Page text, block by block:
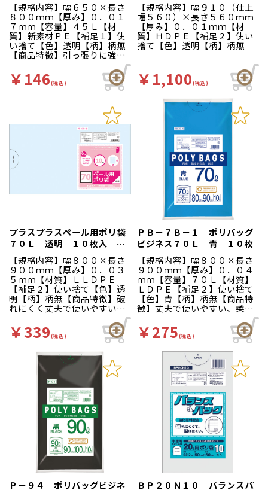
【規格内容】幅６５０×長さ
８００ｍｍ【厚み】０．０１
７ｍｍ【容量】４５Ｌ【材
質】新素材ＰＥ【補足１】使
い捨て【色】透明【柄】柄無
【商品特徴】引っ張りに強い
し、厚みを削減することで、
コストダウンを実現！薄肉の
為、省スペースにも貢献いた
￥146(税込)
【規格内容】幅９１０（仕上
幅５６０）×長さ５６０ｍｍ
【厚み】０．０１ｍｍ【材
質】ＨＤＰＥ【補足２】使い
捨て【色】透明【柄】柄無
￥1,100(税込)
プラスプラスペール用ポリ袋
７０Ｌ 透明 １０枚入 Ｐ
Ｐ－Ｎ７０－１０
【規格内容】幅８００×長さ
９００ｍｍ【厚み】０．０３
５ｍｍ【材質】ＬＬＤＰＥ
【補足２】使い捨て【色】透
明【柄】柄無【商品特徴】破
れにくく丈夫で使いやすいゴ
ミ袋です。４５Ｌ～７０Ｌの
ペール容器にピッタリの大き
さです。
￥339(税込)
ＰＢ－７Ｂ－１ ポリバッグ
ビジネス７０Ｌ 青 １０枚
【規格内容】幅８００×長さ
９００ｍｍ【厚み】０．０４
ｍｍ【容量】７０Ｌ【材質】
ＬＤＰＥ【補足２】使い捨て
【色】青【柄】柄無【商品特
徴】丈夫で使いやすい、柔軟
性のある分別収集用ゴミ袋で
す。
￥275(税込)
Ｐ－９４ ポリバッグビジネ
ＢＰ２０Ｎ１０ バランスパ